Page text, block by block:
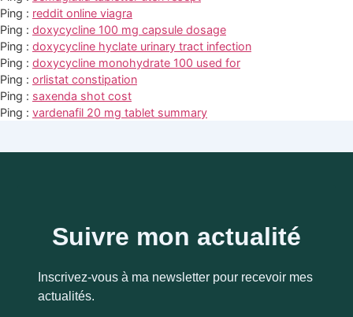
Ping : reddit online viagra
Ping : doxycycline 100 mg capsule dosage
Ping : doxycycline hyclate urinary tract infection
Ping : doxycycline monohydrate 100 used for
Ping : orlistat constipation
Ping : saxenda shot cost
Ping : vardenafil 20 mg tablet summary
Suivre mon actualité
Inscrivez-vous à ma newsletter pour recevoir mes
actualités.